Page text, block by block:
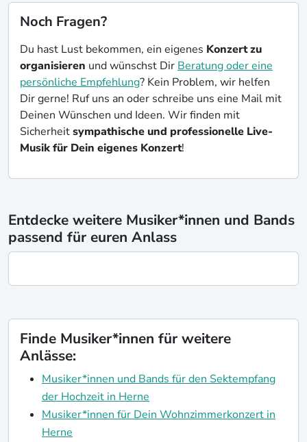
Noch Fragen?
Du hast Lust bekommen, ein eigenes Konzert zu
organisieren und wünschst Dir Beratung oder eine
persönliche Empfehlung? Kein Problem, wir helfen
Dir gerne! Ruf uns an oder schreibe uns eine Mail mit
Deinen Wünschen und Ideen. Wir finden mit
Sicherheitsympathische und professionelle Live-
Musik für Dein eigenes Konzert!
Entdecke weitere Musiker*innen und Bands
passend für euren Anlass
Finde Musiker*innen für weitere
Anlässe:
Musiker*innen und Bands für den Sektempfang
der Hochzeit in Herne
Musiker*innen für Dein Wohnzimmerkonzert in
Herne